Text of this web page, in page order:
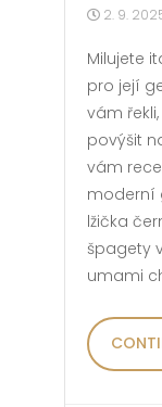
2. 9.
Milujete
pro její
vám
povýšit
vám
moderní
lžička
špagety
umami